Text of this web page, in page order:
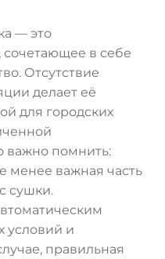
— это
в себе
Отсутствие
делает её
для городских
важно помнить:
менее важная часть
сушки.
условий и
правильная